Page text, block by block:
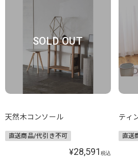
SOLD OUT
天然木コンソール
直送商品/代引き不可
¥28,591 税込
ティ
直送